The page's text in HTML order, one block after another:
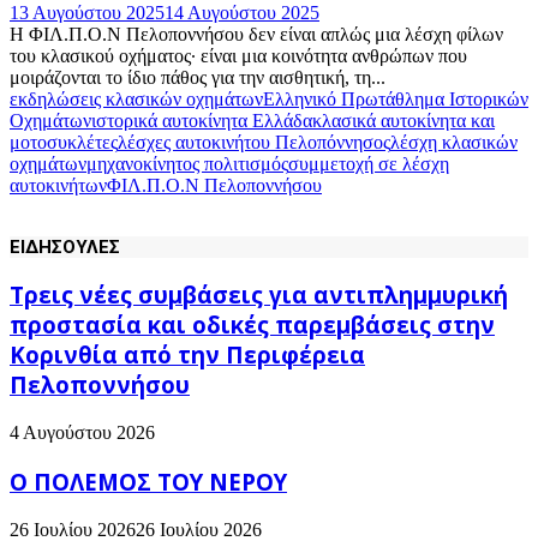
13 Αυγούστου 202514 Αυγούστου 2025
Η ΦΙΛ.Π.Ο.Ν Πελοποννήσου δεν είναι απλώς μια λέσχη φίλων
του κλασικού οχήματος· είναι μια κοινότητα ανθρώπων που
μοιράζονται το ίδιο πάθος για την αισθητική, τη...
εκδηλώσεις κλασικών οχημάτωνΕλληνικό Πρωτάθλημα Ιστορικών
Οχημάτωνιστορικά αυτοκίνητα Ελλάδακλασικά αυτοκίνητα και
μοτοσυκλέτεςλέσχες αυτοκινήτου Πελοπόννησοςλέσχη κλασικών
οχημάτωνμηχανοκίνητος πολιτισμόςσυμμετοχή σε λέσχη
αυτοκινήτωνΦΙΛ.Π.Ο.Ν Πελοποννήσου
ΕΙΔΗΣΟΥΛΕΣ
Τρεις νέες συμβάσεις για αντιπλημμυρική
προστασία και οδικές παρεμβάσεις στην
Κορινθία από την Περιφέρεια
Πελοποννήσου
4 Αυγούστου 2026
Ο ΠΟΛΕΜΟΣ ΤΟΥ ΝΕΡΟΥ
26 Ιουλίου 202626 Ιουλίου 2026